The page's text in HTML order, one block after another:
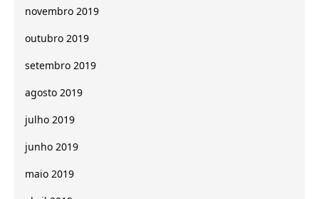
novembro 2019
outubro 2019
setembro 2019
agosto 2019
julho 2019
junho 2019
maio 2019